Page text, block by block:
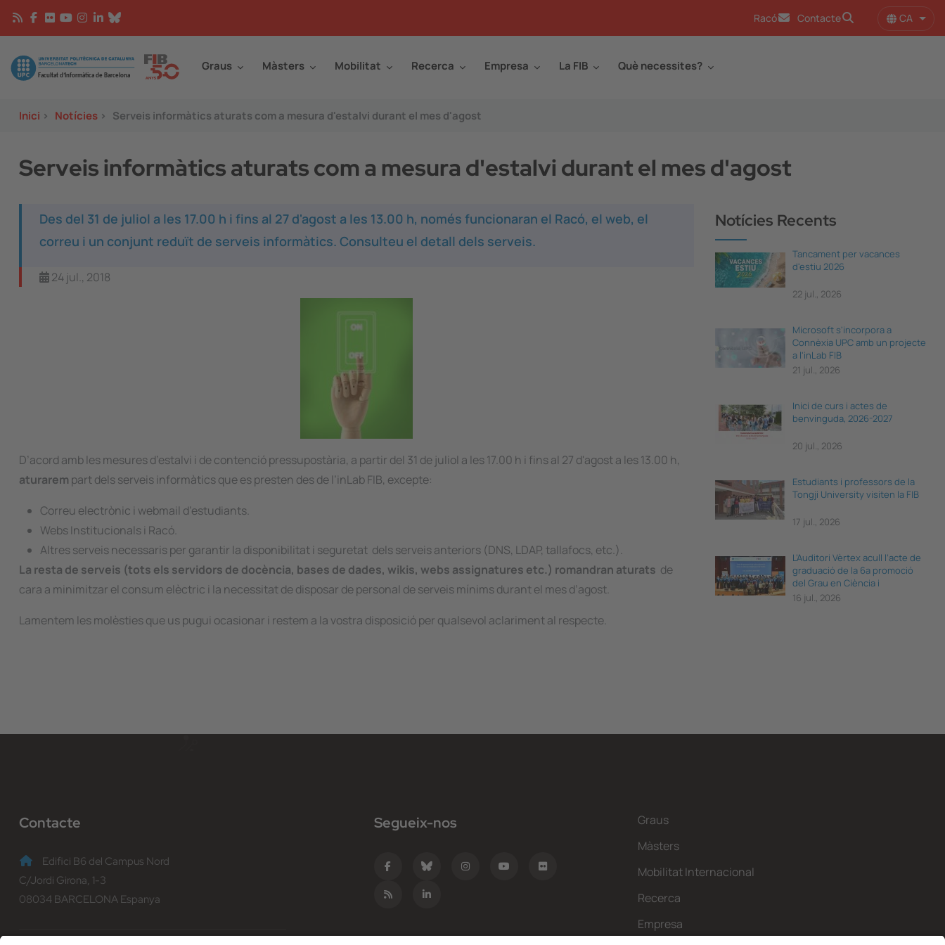
Vés al contingut
Racó Contacte CA
Image Graus Màsters Mobilitat Recerca Empresa La FIB Què necessites?
Inici > Notícies > Serveis informàtics aturats com a mesura d'estalvi durant el mes d'agost
Serveis informàtics aturats com a mesura d'estalvi durant el mes d'agost
Des del 31 de juliol a les 17.00 h i fins al 27 d'agost a les 13.00 h, només funcionaran el Racó, el web, el
correu i un conjunt reduït de serveis informàtics. Consulteu el detall dels serveis.
24 jul., 2018
D’acord amb les mesures d’estalvi i de contenció pressupostària, a partir del 31 de juliol a les 17.00 h i fins al 27 d'agost a les 13.00 h,
aturarem part dels serveis informàtics que es presten des de l’inLab FIB, excepte:
Correu electrònic i webmail d’estudiants.
Webs Institucionals i Racó.
Altres serveis necessaris per garantir la disponibilitat i seguretat dels serveis anteriors (DNS, LDAP, tallafocs, etc.).
La resta de serveis (tots els servidors de docència, bases de dades, wikis, webs assignatures etc.) romandran aturats de
cara a minimitzar el consum elèctric i la necessitat de disposar de personal de serveis mínims durant el mes d’agost.
Lamentem les molèsties que us pugui ocasionar i restem a la vostra disposició per qualsevol aclariment al respecte.
Notícies Recents
Tancament per vacances
d'estiu 2026
22 jul., 2026
Microsoft s'incorpora a
Connèxia UPC amb un projecte
a l'inLab FIB
21 jul., 2026
Inici de curs i actes de
benvinguda, 2026-2027
20 jul., 2026
Estudiants i professors de la
Tongji University visiten la FIB
17 jul., 2026
L’Auditori Vèrtex acull l’acte de
graduació de la 6a promoció
del Grau en Ciència i
Enginyeria de Dades
16 jul., 2026
Contacte
Edifici B6 del Campus Nord
C/Jordi Girona, 1-3
08034 BARCELONA Espanya
Segueix-nos
Graus
Màsters
Mobilitat Internacional
Recerca
Empresa